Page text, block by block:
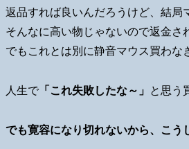
返品すれば良いんだろうけど、結局
そんなに高い物じゃないので返金さ
でもこれとは別に静音マウス買わな
人生で 「これ失敗したな～」 と思う
でも寛容になり切れないから、こう